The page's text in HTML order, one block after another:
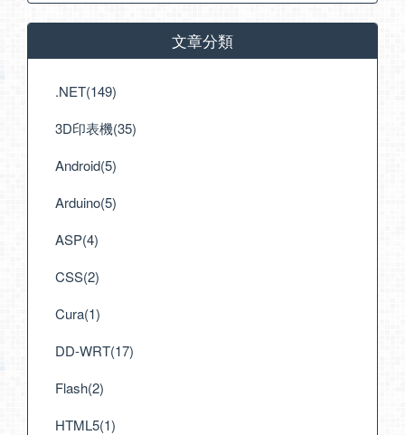
文章分類
.NET(149)
3D印表機(35)
Android(5)
Arduino(5)
ASP(4)
CSS(2)
Cura(1)
DD-WRT(17)
Flash(2)
HTML5(1)